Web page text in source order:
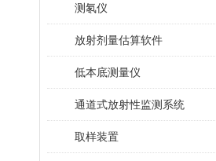
测氡仪
放射剂量估算软件
低本底测量仪
通道式放射性监测系统
取样装置